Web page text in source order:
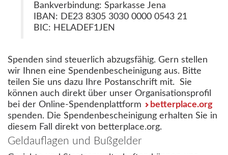
Bankverbindung: Sparkasse Jena
IBAN: DE23 8305 3030 0000 0543 21
BIC: HELADEF1JEN
Spenden sind steuerlich abzugsfähig. Gern stellen
wir Ihnen eine Spendenbescheinigung aus. Bitte
teilen Sie uns dazu Ihre Postanschrift mit. Sie
können auch direkt über unser Organisationsprofil
bei der Online-Spendenplattform
betterplace.org
spenden. Die Spendenbescheinigung erhalten Sie in
diesem Fall direkt von betterplace.org.
Geldauflagen und Bußgelder